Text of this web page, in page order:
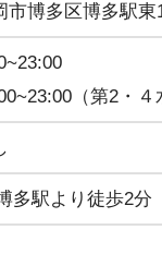
市博多区博多駅東
（第2・４
多駅より徒歩2分